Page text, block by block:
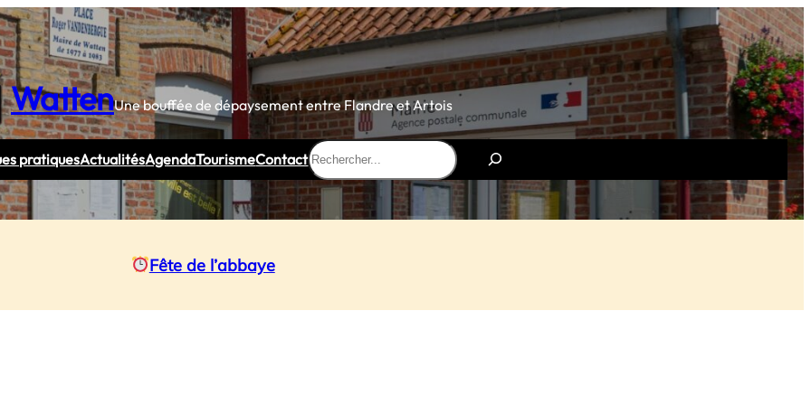
WattenUne bouffée de dépaysement entre Flandre et Artois
pratiquesActualitésAgendaTourismeContact
Rechercher
Fête de l’abbaye